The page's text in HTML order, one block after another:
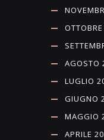
AGOSTO
LUGLIO
GIUGNO
MAGGIO
APRILE